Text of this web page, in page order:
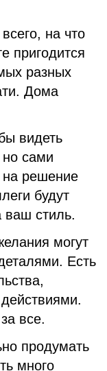
на что
пригодится
разных
Дома
видеть
но сами
решение
будут
ваш стиль.
могут
Есть
все.
продумать
много